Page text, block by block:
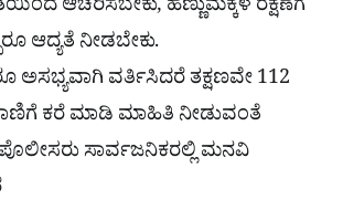
ಆಚರಿಸಬೇಕು, ಹೆಣ್ಣುಮಕ್ಕಳ ರಕ್ಷಣೆಗೆ
ಆದ್ಯತೆ ನೀಡಬೇಕು.
ಅಸಭ್ಯವಾಗಿ ವರ್ತಿಸಿದರೆ ತಕ್ಷಣವೇ 112
ಕರೆ ಮಾಡಿ ಮಾಹಿತಿ ನೀಡುವಂತೆ
ಸಾರ್ವಜನಿಕರಲ್ಲಿ ಮನವಿ